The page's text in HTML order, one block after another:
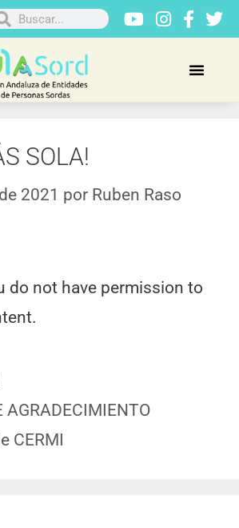
SOLA!
2021 por Ruben Raso
do not have permission to
AGRADECIMIENTO
CERMI